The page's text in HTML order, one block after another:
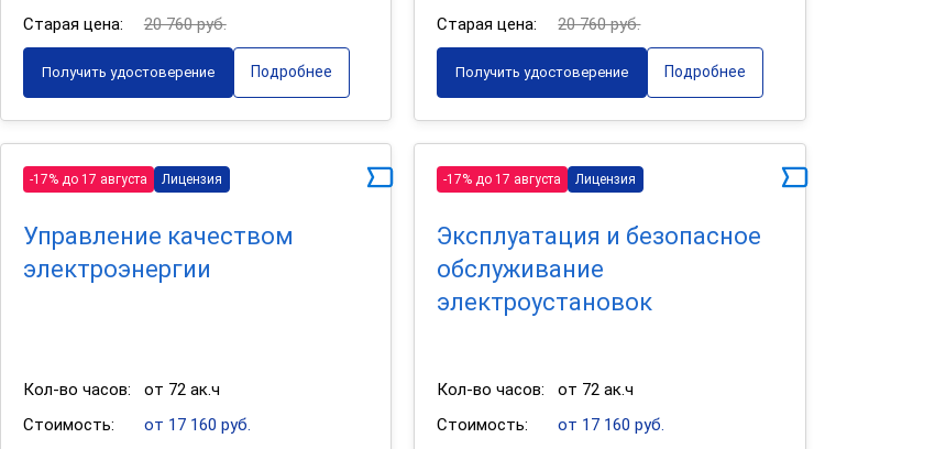
Старая цена:
20 760 руб.
Получить удостоверение Подробнее
Старая цена:
20 760 руб.
Получить удостоверение Подробнее
-17% до 17 августа Лицензия
Управление качеством
электроэнергии
Кол-во часов:
от 72 ак.ч
Стоимость:
от 17 160 руб.
-17% до 17 августа Лицензия
Эксплуатация и безопасное
обслуживание
электроустановок
Кол-во часов:
от 72 ак.ч
Стоимость:
от 17 160 руб.